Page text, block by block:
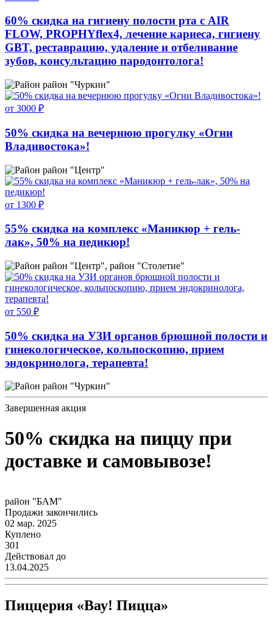
60% скидка на гигиену полости рта с AIR
FLOW, PROPHYflex4, лечение кариеса, гигиену
GBT, реставрацию, удаление и отбеливание
зубов, консультацию пародонтолога!
район "Чуркин"
от 3000 ₽
50% скидка на вечернюю прогулку «Огни
Владивостока»!
район "Центр"
от 1300 ₽
55% скидка на комплекс «Маникюр + гель-
лак», 50% на педикюр!
район "Центр", район "Столетие"
от 550 ₽
50% скидка на УЗИ органов брюшной полости и
гинекологическое, кольпоскопию, прием
эндокринолога, терапевта!
район "Чуркин"
Завершенная акция
50% скидка на пиццу при
доставке и самовывозе!
район "БАМ"
Продажи закончились
02 мар. 2025
Куплено
301
Действовал до
13.04.2025
Пиццерия «Вау! Пицца»